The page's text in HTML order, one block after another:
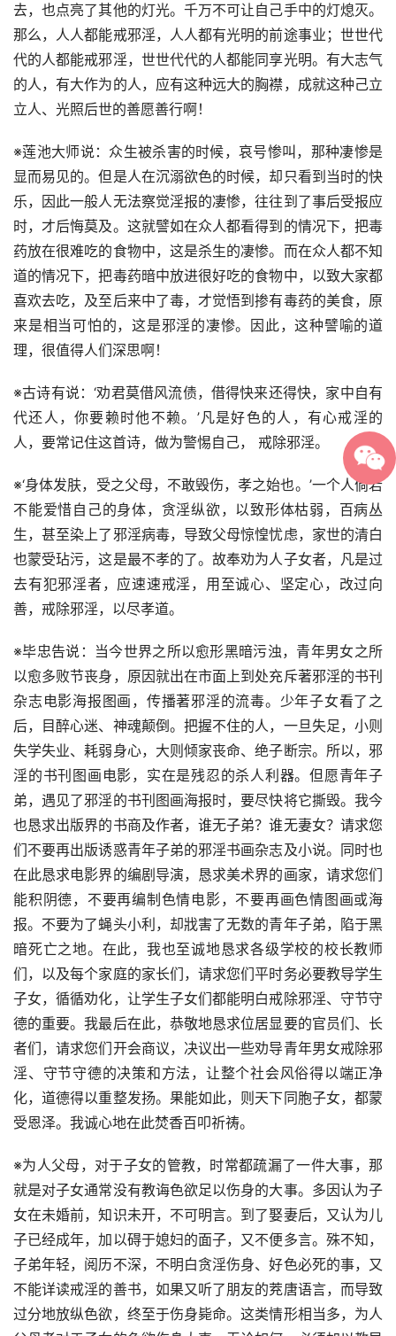
去，也点亮了其他的灯光。千万不可让自己手中的灯熄灭。
那么，人人都能戒邪淫，人人都有光明的前途事业；世世代
代的人都能戒邪淫，世世代代的人都能同享光明。有大志气
的人，有大作为的人，应有这种远大的胸襟，成就这种己立
立人、光照后世的善愿善行啊！
※莲池大师说：众生被杀害的时候，哀号惨叫，那种凄惨是
显而易见的。但是人在沉溺欲色的时候，却只看到当时的快
乐，因此一般人无法察觉淫报的凄惨，往往到了事后受报应
时，才后悔莫及。这就譬如在众人都看得到的情况下，把毒
药放在很难吃的食物中，这是杀生的凄惨。而在众人都不知
道的情况下，把毒药暗中放进很好吃的食物中，以致大家都
喜欢去吃，及至后来中了毒，才觉悟到掺有毒药的美食，原
来是相当可怕的，这是邪淫的凄惨。因此，这种譬喻的道
理，很值得人们深思啊！
※古诗有说：‘劝君莫借风流债，借得快来还得快，家中自有
代还人，你要赖时他不赖。’凡是好色的人，有心戒淫的
人，要常记住这首诗，做为警惕自己， 戒除邪淫。
※‘身体发肤，受之父母，不敢毁伤，孝之始也。’一个人倘若
不能爱惜自己的身体，贪淫纵欲，以致形体枯弱，百病丛
生，甚至染上了邪淫病毒，导致父母惊惶忧虑，家世的清白
也蒙受玷污，这是最不孝的了。故奉劝为人子女者，凡是过
去有犯邪淫者，应速速戒淫，用至诚心、坚定心，改过向
善，戒除邪淫，以尽孝道。
※毕忠告说：当今世界之所以愈形黑暗污浊，青年男女之所
以愈多败节丧身，原因就出在市面上到处充斥著邪淫的书刊
杂志电影海报图画，传播著邪淫的流毒。少年子女看了之
后，目醉心迷、神魂颠倒。把握不住的人，一旦失足，小则
失学失业、耗弱身心，大则倾家丧命、绝子断宗。所以，邪
淫的书刊图画电影，实在是残忍的杀人利器。但愿青年子
弟，遇见了邪淫的书刊图画海报时，要尽快将它撕毁。我今
也恳求出版界的书商及作者，谁无子弟？谁无妻女？请求您
们不要再出版诱惑青年子弟的邪淫书画杂志及小说。同时也
在此恳求电影界的编剧导演，恳求美术界的画家，请求您们
能积阴德，不要再编制色情电影，不要再画色情图画或海
报。不要为了蝇头小利，却戕害了无数的青年子弟，陷于黑
暗死亡之地。在此，我也至诚地恳求各级学校的校长教师
们，以及每个家庭的家长们，请求您们平时务必要教导学生
子女，循循劝化，让学生子女们都能明白戒除邪淫、守节守
德的重要。我最后在此，恭敬地恳求位居显要的官员们、长
者们，请求您们开会商议，决议出一些劝导青年男女戒除邪
淫、守节守德的决策和方法，让整个社会风俗得以端正净
化，道德得以重整发扬。果能如此，则天下同胞子女，都蒙
受恩泽。我诚心地在此焚香百叩祈祷。
※为人父母，对于子女的管教，时常都疏漏了一件大事，那
就是对子女通常没有教诲色欲足以伤身的大事。多因认为子
女在未婚前，知识未开，不可明言。到了娶妻后，又认为儿
子已经成年，加以碍于媳妇的面子，又不便多言。殊不知，
子弟年轻，阅历不深，不明白贪淫伤身、好色必死的事，又
不能详读戒淫的善书，如果又听了朋友的茺唐语言，而导致
过分地放纵色欲，终至于伤身毙命。这类情形相当多，为人